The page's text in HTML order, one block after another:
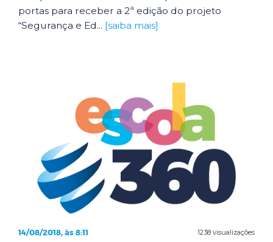
portas para receber a 2ª edição do projeto
“Segurança e Ed... [saiba mais]
1238 visualizações
14/08/2018, às 8:11